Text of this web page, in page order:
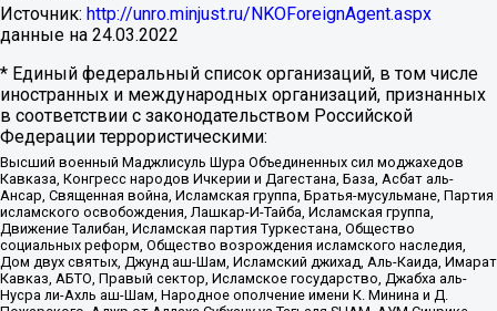
Источник: http://unro.minjust.ru/NKOForeignAgent.aspx
данные на 24.03.2022
* Единый федеральный список организаций, в том числе
иностранных и международных организаций, признанных
в соответствии с законодательством Российской
Федерации террористическими:
Высший военный Маджлисуль Шура Объединенных сил моджахедов
Кавказа, Конгресс народов Ичкерии и Дагестана, База, Асбат аль-
Ансар, Священная война, Исламская группа, Братья-мусульмане, Партия
исламского освобождения, Лашкар-И-Тайба, Исламская группа,
Движение Талибан, Исламская партия Туркестана, Общество
социальных реформ, Общество возрождения исламского наследия,
Дом двух святых, Джунд аш-Шам, Исламский джихад, Аль-Каида, Имарат
Кавказ, АБТО, Правый сектор, Исламское государство, Джабха аль-
Нусра ли-Ахль аш-Шам, Народное ополчение имени К. Минина и Д.